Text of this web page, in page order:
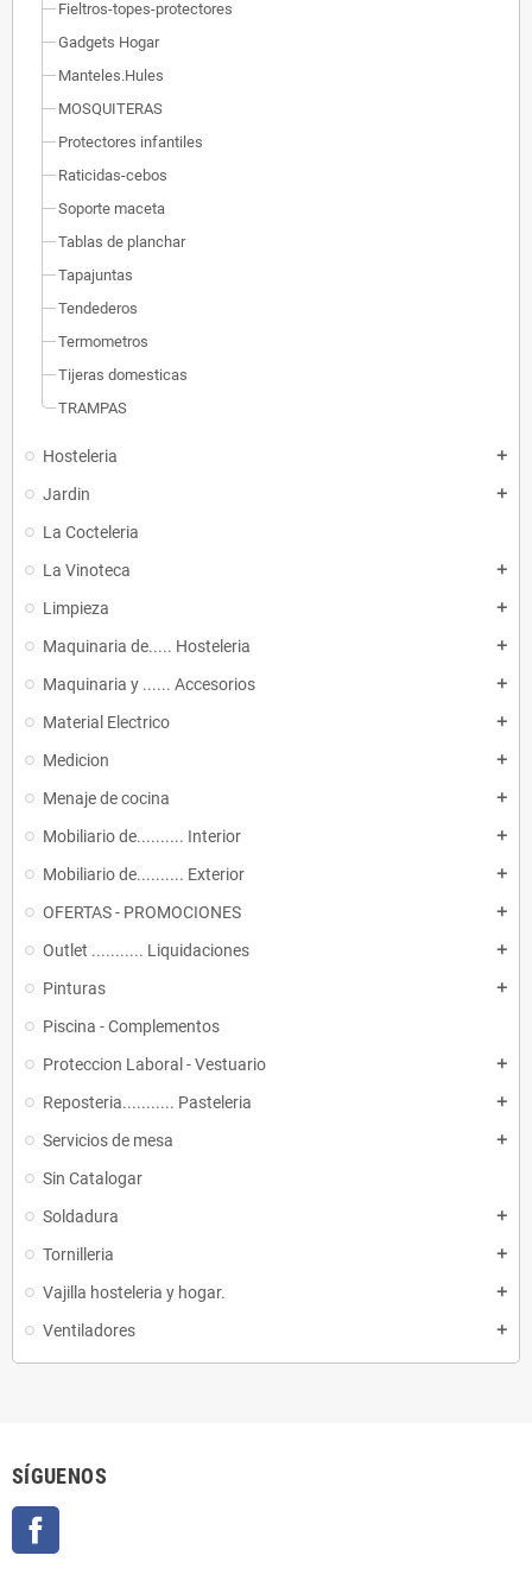
Fieltros-topes-protectores
Gadgets Hogar
Manteles.Hules
MOSQUITERAS
Protectores infantiles
Raticidas-cebos
Soporte maceta
Tablas de planchar
Tapajuntas
Tendederos
Termometros
Tijeras domesticas
TRAMPAS
Hosteleria add
Jardin add
La Cocteleria
La Vinoteca
add
Limpieza add
Maquinaria de..... Hosteleria add
Maquinaria y ...... Accesorios add
Material Electrico add
Medicion add
Menaje de cocina add
Mobiliario de.......... Interior add
Mobiliario de.......... Exterior add
OFERTAS - PROMOCIONES add
Outlet ........... Liquidaciones add
Pinturas add
Piscina - Complementos
Proteccion Laboral - Vestuario
add
Reposteria........... Pasteleria add
Servicios de mesa add
Sin Catalogar
Soldadura
add
Tornilleria add
Vajilla hosteleria y hogar. add
Ventiladores add
SÍGUENOS